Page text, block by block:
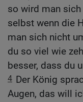
so wird man
selbst wenn die
man sich nicht
du so viel wie
besser, dass du
4 Der König
Augen, das will